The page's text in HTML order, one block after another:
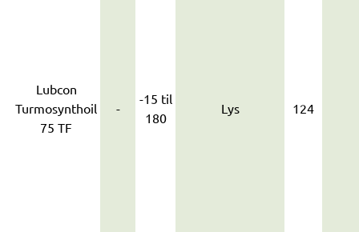
Lubcon
Turmosynthoil
75 TF
-
-15 til
180
Lys 124